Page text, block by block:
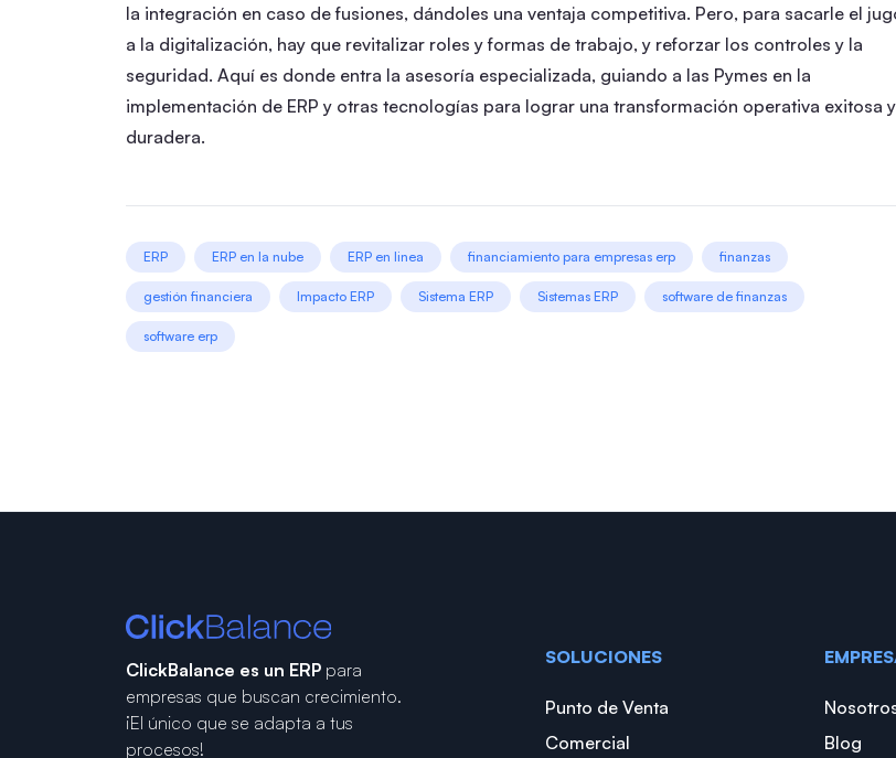
la integración en caso de fusiones, dándoles una ventaja competitiva. Pero, para sacarle el
a la digitalización, hay que revitalizar roles y formas de trabajo, y reforzar los controles y la
seguridad. Aquí es donde entra la asesoría especializada, guiando a las Pymes en la
implementación de ERP y otras tecnologías para lograr una transformación operativa exitosa y
duradera.
ERP ERP en la nube ERP en linea financiamiento para empresas erp finanzas
gestión financiera Impacto ERP Sistema ERP Sistemas ERP software de finanzas
software erp
ClickBalance es un ERP para
empresas que buscan crecimiento.
¡El único que se adapta a tus
procesos!
SOLUCIONES
Punto de Venta
Comercial
Blog